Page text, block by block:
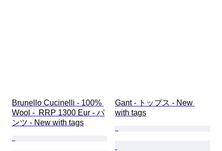
Brunello Cucinelli - 100%
Wool -  RRP 1300 Eur - パ
ンツ - New with tags
Gant - トップス - New
with tags